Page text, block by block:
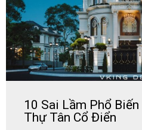
10 Sai Lầm Phổ
Thự Tân Cổ Điển